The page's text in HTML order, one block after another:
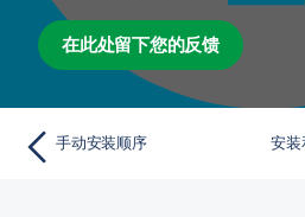
在此处留下您的反馈
手动安装顺序